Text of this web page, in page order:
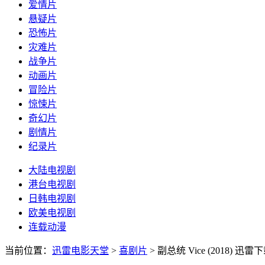
爱情片
悬疑片
恐怖片
灾难片
战争片
动画片
冒险片
惊悚片
奇幻片
剧情片
纪录片
大陆电视剧
港台电视剧
日韩电视剧
欧美电视剧
连载动漫
当前位置： 迅雷电影天堂 > 喜剧片 > 副总统 Vice (2018) 迅雷